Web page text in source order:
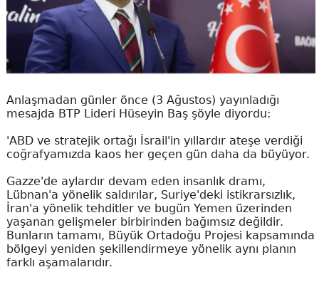
Anlaşmadan günler önce (3 Ağustos) yayınladığı
mesajda BTP Lideri Hüseyin Baş şöyle diyordu:
'ABD ve stratejik ortağı İsrail'in yıllardır ateşe verdiği
coğrafyamızda kaos her geçen gün daha da büyüyor.
Gazze'de aylardır devam eden insanlık dramı,
Lübnan'a yönelik saldırılar, Suriye'deki istikrarsızlık,
İran'a yönelik tehditler ve bugün Yemen üzerinden
yaşanan gelişmeler birbirinden bağımsız değildir.
Bunların tamamı, Büyük Ortadoğu Projesi kapsamında
bölgeyi yeniden şekillendirmeye yönelik aynı planın
farklı aşamalarıdır.